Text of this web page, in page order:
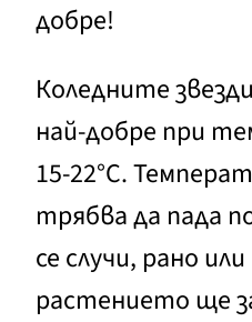
добре!
Коледните
най-добре при
15-22°C.
трябва да пада
се случи, рано
растението ще